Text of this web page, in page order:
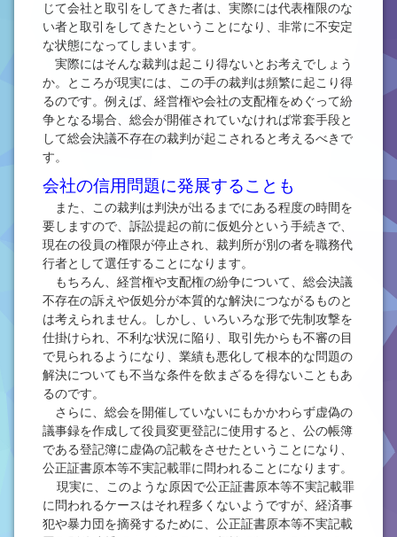
じて会社と取引をしてきた者は、実際には代表権限のな
い者と取引をしてきたということになり、非常に不安定
な状態になってしまいます。
実際にはそんな裁判は起こり得ないとお考えでしょう
か。ところが現実には、この手の裁判は頻繁に起こり得
るのです。例えば、経営権や会社の支配権をめぐって紛
争となる場合、総会が開催されていなければ常套手段と
して総会決議不存在の裁判が起こされると考えるべきで
す。
会社の信用問題に発展することも
また、この裁判は判決が出るまでにある程度の時間を
要しますので、訴訟提起の前に仮処分という手続きで、
現在の役員の権限が停止され、裁判所が別の者を職務代
行者として選任することになります。
もちろん、経営権や支配権の紛争について、総会決議
不存在の訴えや仮処分が本質的な解決につながるものと
は考えられません。しかし、いろいろな形で先制攻撃を
仕掛けられ、不利な状況に陥り、取引先からも不審の目
で見られるようになり、業績も悪化して根本的な問題の
解決についても不当な条件を飲まざるを得ないこともあ
るのです。
さらに、総会を開催していないにもかかわらず虚偽の
議事録を作成して役員変更登記に使用すると、公の帳簿
である登記簿に虚偽の記載をさせたということになり、
公正証書原本等不実記載罪に問われることになります。
現実に、このような原因で公正証書原本等不実記載罪
に問われるケースはそれ程多くないようですが、経済事
犯や暴力団を摘発するために、公正証書原本等不実記載